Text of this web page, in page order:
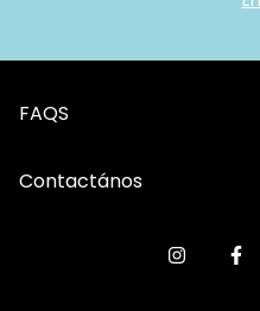
FAQS
Contactános